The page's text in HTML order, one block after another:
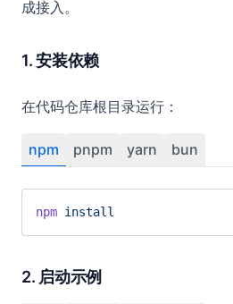
成接入。
1. 安装依赖
在代码仓库根目录运行：
npm pnpm yarn bun
npm install
2. 启动示例